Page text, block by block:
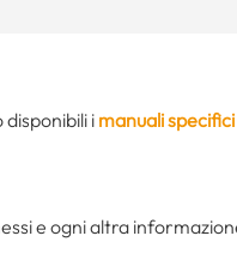
imanuali specifici
e ogni altra